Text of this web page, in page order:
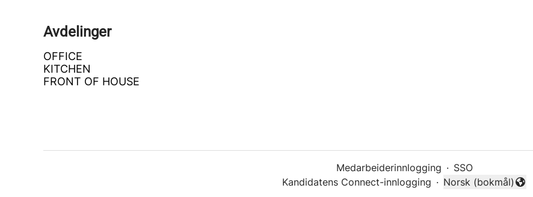
Avdelinger
OFFICE
KITCHEN
FRONT OF HOUSE
Medarbeiderinnlogging · SSO
Kandidatens Connect-innlogging ·
Endre språk
Norsk (bokmål)